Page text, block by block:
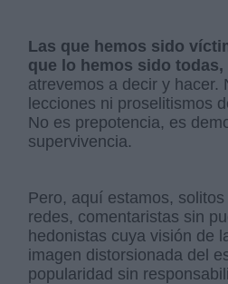
Las que hemos sido
que lo hemos sido todas,
atrevemos a decir y hacer.
lecciones ni proselitismos
No es prepotencia, es
supervivencia.
Pero, aquí estamos,
redes, comentaristas sin
hedonistas cuya visión de
imagen distorsionada del
popularidad sin